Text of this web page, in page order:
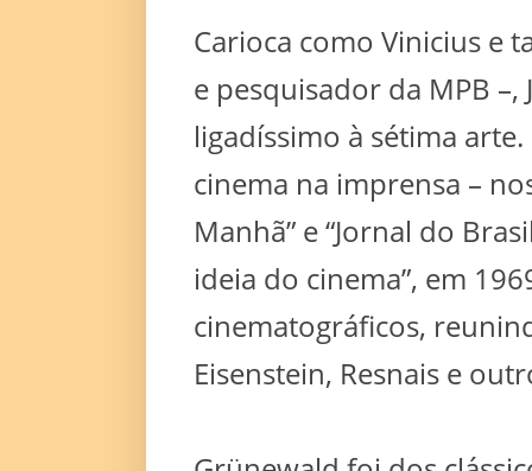
Carioca como Vinicius e
e pesquisador da MPB
ligadíssimo à sétima
cinema na imprensa –
Manhã” e “Jornal do
ideia do cinema”, em
cinematográficos,
Eisenstein, Resnais e